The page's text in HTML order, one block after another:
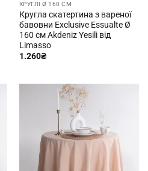
КРУГЛІ Ø 160 СМ
Кругла скатертина з вареної
бавовни Exclusive Essualte Ø
160 см Akdeniz Yesili від
Limasso
1.260₴